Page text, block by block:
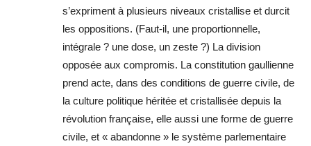
s’expriment à plusieurs niveaux cristallise et durcit
les oppositions. (Faut-il, une proportionnelle,
intégrale ? une dose, un zeste ?) La division
opposée aux compromis. La constitution gaullienne
prend acte, dans des conditions de guerre civile, de
la culture politique héritée et cristallisée depuis la
révolution française, elle aussi une forme de guerre
civile, et « abandonne » le système parlementaire